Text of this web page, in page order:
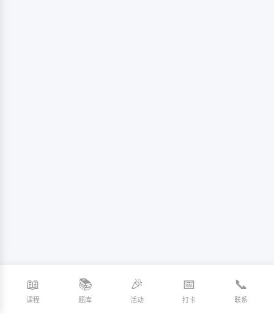
📖
课程
📚
题库
🎉
活动
📅
打卡
📞
联系